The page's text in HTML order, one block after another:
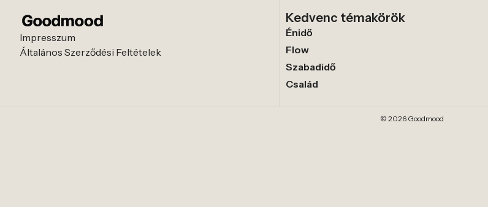
Impresszum
Általános Szerződési Feltételek
Kedvenc témakörök
Énidő
Flow
Szabadidő
Család
© 2026 Goodmood